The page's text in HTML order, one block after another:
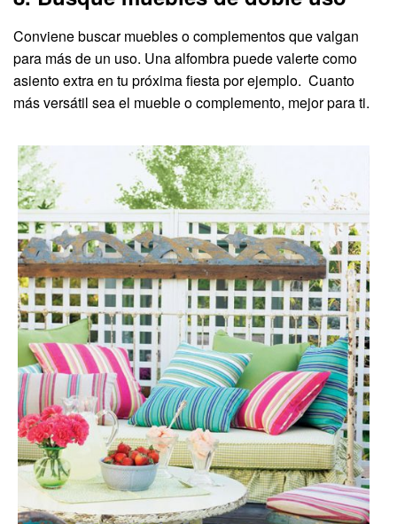
Conviene buscar muebles o complementos que valgan
para más de un uso. Una alfombra puede valerte como
asiento extra en tu próxima fiesta por ejemplo. Cuanto
más versátil sea el mueble o complemento, mejor para ti.